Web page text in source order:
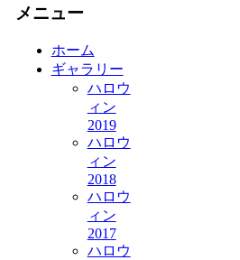
メニュー
ホーム
ギャラリー
ハロウ
ィン
2019
ハロウ
ィン
2018
ハロウ
ィン
2017
ハロウ